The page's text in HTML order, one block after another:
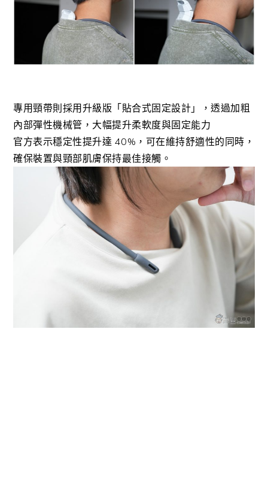
專用頸帶則採用升級版「貼合式固定設計」，透過加粗
內部彈性機械管，大幅提升柔軟度與固定能力
官方表示穩定性提升達 40%，可在維持舒適性的同時，
確保裝置與頸部肌膚保持最佳接觸。